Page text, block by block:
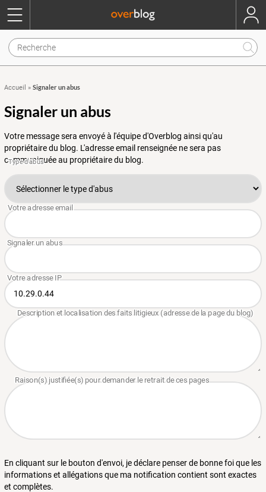
Accueil » Signaler un abus
Signaler un abus
Votre message sera envoyé à l'équipe d'Overblog ainsi qu'au
propriétaire du blog. L'adresse email renseignée ne sera pas
communiquée au propriétaire du blog.
En cliquant sur le bouton d'envoi, je déclare penser de bonne foi que les
informations et allégations que ma notification contient sont exactes
et complètes.